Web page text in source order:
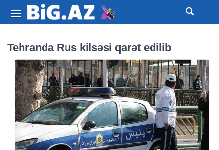
Tehranda Rus kilsəsi qarət edilib